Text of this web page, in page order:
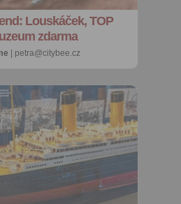
Louskáček, TOP
zdarma
| petra@citybee.cz